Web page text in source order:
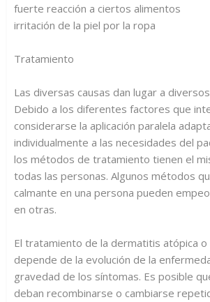
fuerte reacción a ciertos alimentos
irritación de la piel por la ropa
Tratamiento
Las diversas causas dan lugar a
Debido a los diferentes factores que
considerarse la aplicación paralela
individualmente a las necesidades del
los métodos de tratamiento tienen el
todas las personas. Algunos métodos
calmante en una persona pueden
en otras.
El tratamiento de la dermatitis atópica o
depende de la evolución de la
gravedad de los síntomas. Es posible
deban recombinarse o cambiarse